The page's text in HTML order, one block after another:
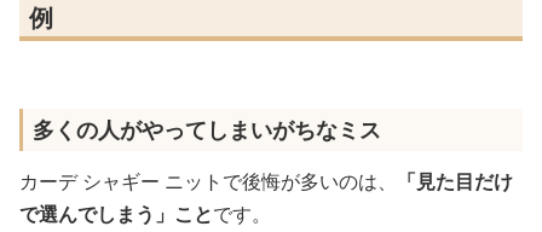
例
多くの人がやってしまいがちなミス
カーデ シャギー ニットで後悔が多いのは、
「見た目だけ
で選んでしまう」ことです。